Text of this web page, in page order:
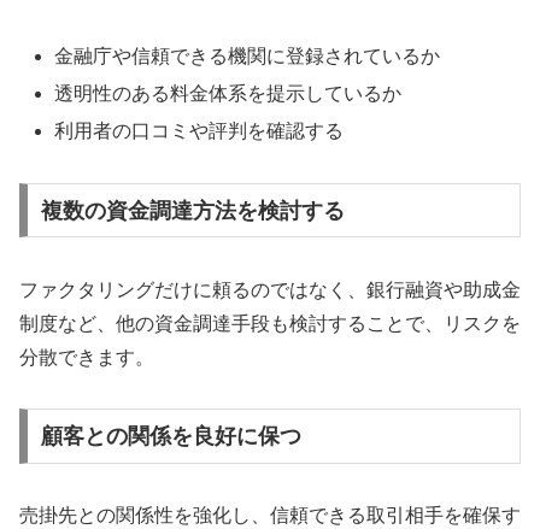
金融庁や信頼できる機関に登録されているか
透明性のある料金体系を提示しているか
利用者の口コミや評判を確認する
複数の資金調達方法を検討する
ファクタリングだけに頼るのではなく、銀行融資や助成金
制度など、他の資金調達手段も検討することで、リスクを
分散できます。
顧客との関係を良好に保つ
売掛先との関係性を強化し、信頼できる取引相手を確保す